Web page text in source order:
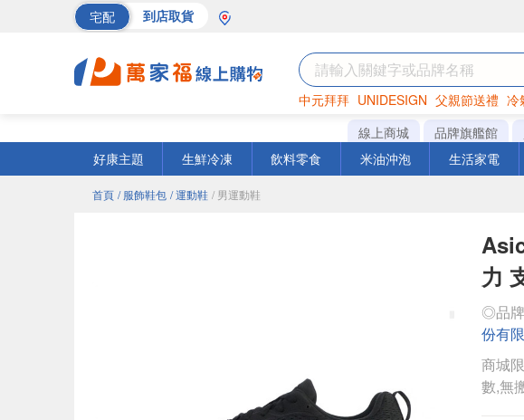
宅配 到店取貨
中元拜拜 UNIDESIGN 父親節送禮 冷
罐頭 海苔 洋芋片
線上商城 品牌旗艦館
好康主題
生鮮冷凍 飲料零食 米油沖泡 生活家電
首頁 / 服飾鞋包 / 運動鞋 / 男運動鞋
力
◎品牌
份有
商城
數,無